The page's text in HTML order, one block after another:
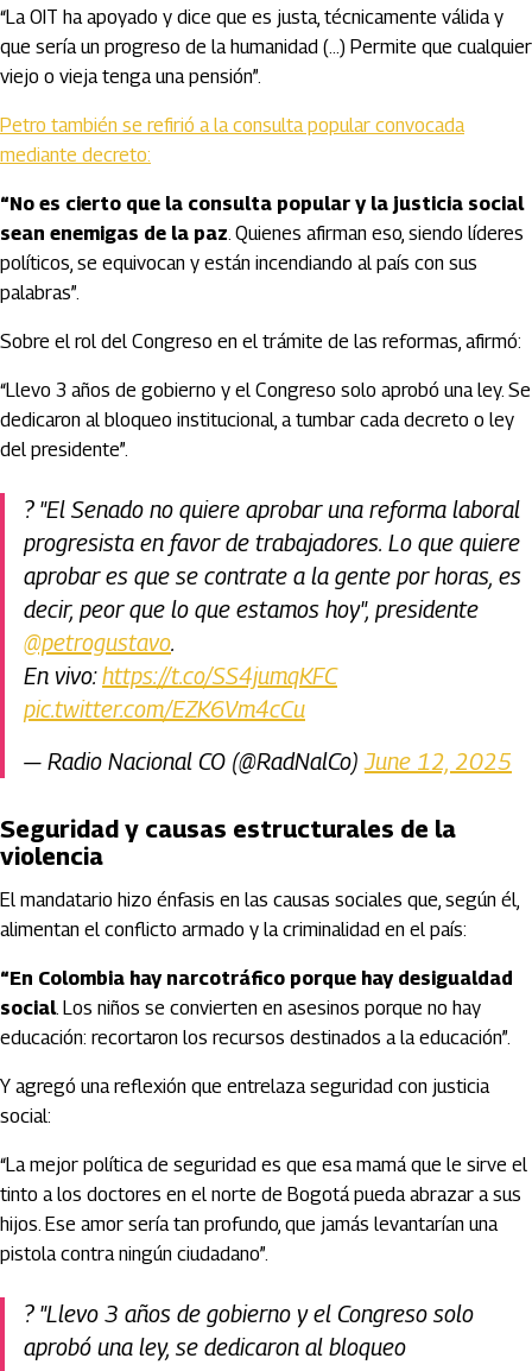
“La OIT ha apoyado y dice que es justa, técnicamente válida y
que sería un progreso de la humanidad (...) Permite que cualquier
viejo o vieja tenga una pensión”.
Petro también se refirió a la consulta popular convocada
mediante decreto:
“No es cierto que la consulta popular y la justicia social
sean enemigas de la paz. Quienes afirman eso, siendo líderes
políticos, se equivocan y están incendiando al país con sus
palabras”.
Sobre el rol del Congreso en el trámite de las reformas, afirmó:
“Llevo 3 años de gobierno y el Congreso solo aprobó una ley. Se
dedicaron al bloqueo institucional, a tumbar cada decreto o ley
del presidente”.
?️ "El Senado no quiere aprobar una reforma laboral
progresista en favor de trabajadores. Lo que quiere
aprobar es que se contrate a la gente por horas, es
decir, peor que lo que estamos hoy", presidente
@petrogustavo.
En vivo:https://t.co/SS4jumqKFC
pic.twitter.com/EZK6Vm4cCu
— Radio Nacional CO (@RadNalCo)June 12, 2025
Seguridad y causas estructurales de la
violencia
El mandatario hizo énfasis en las causas sociales que, según él,
alimentan el conflicto armado y la criminalidad en el país:
“En Colombia hay narcotráfico porque hay desigualdad
social. Los niños se convierten en asesinos porque no hay
educación: recortaron los recursos destinados a la educación”.
Y agregó una reflexión que entrelaza seguridad con justicia
social:
“La mejor política de seguridad es que esa mamá que le sirve el
tinto a los doctores en el norte de Bogotá pueda abrazar a sus
hijos. Ese amor sería tan profundo, que jamás levantarían una
pistola contra ningún ciudadano”.
?️ "Llevo 3 años de gobierno y el Congreso solo
aprobó una ley, se dedicaron al bloqueo